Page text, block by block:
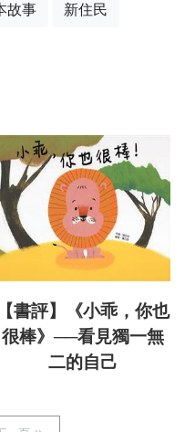
故事 新住民
【書評】《小乖，你也
很棒》──看見獨一無
二的自己